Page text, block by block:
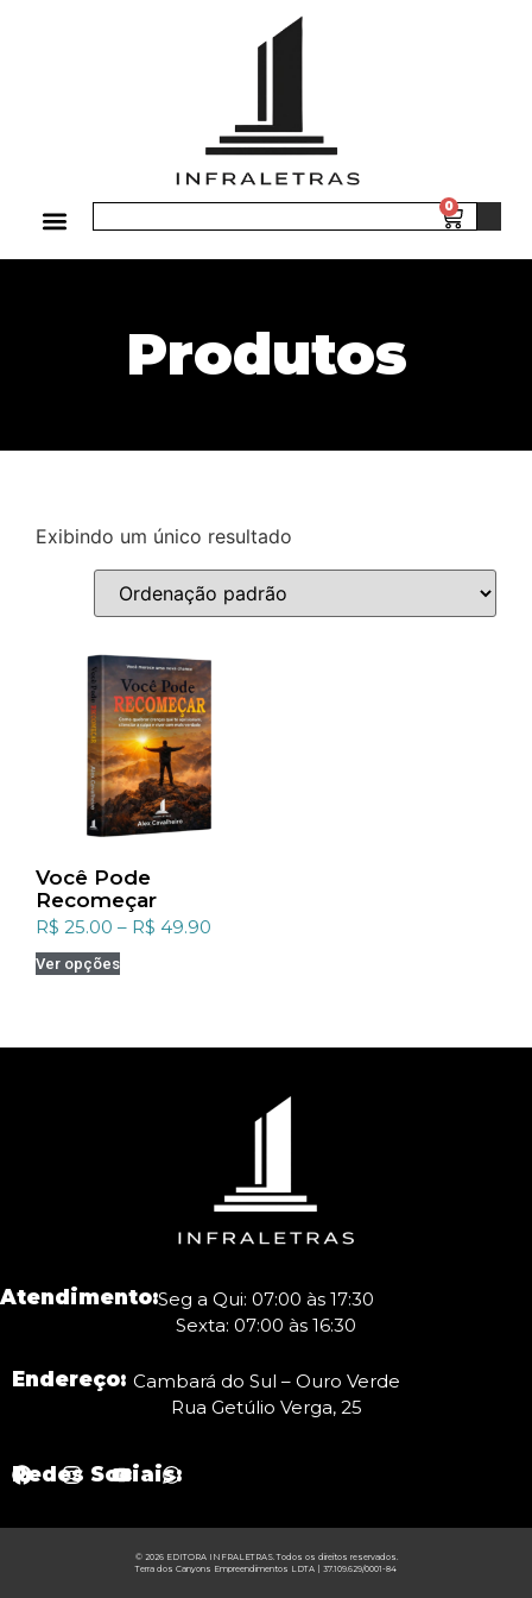
0
Produtos
Exibindo um único resultado
Você Pode
Recomeçar
R$ 25.00 – R$ 49.90
Ver opções
Atendimento:Seg a Qui: 07:00 às 17:30
Sexta: 07:00 às 16:30
Endereço: Cambará do Sul – Ouro Verde
Rua Getúlio Verga, 25
Redes Sociais:
© 2026 EDITORA INFRALETRAS. Todos os direitos reservados.
Terra dos Canyons Empreendimentos LDTA | 37.109.629/0001-84